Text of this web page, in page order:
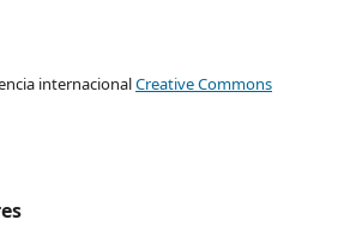
internacionalCreative Commons